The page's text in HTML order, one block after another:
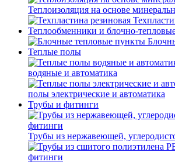
Теплоизоляция на основе
Теплообменники и блочно-
Теплые полы
водяные и автоматика
полы электрические и автоматика
Трубы и фитинги
Трубы из нержавеющей,